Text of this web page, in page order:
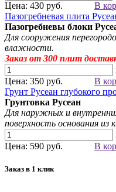
Цена: 430 руб.
В
Пазогребневая плита
Пазогребневы блоки
Для сооружения
влажности.
Заказ от 300 плит
Цена: 350 руб.
В
Грунт Русеан глубокого
Грунтовка Русеан
Для наружных и
поверхность основания из
Цена: 590 руб.
В
Заказ в 1 клик